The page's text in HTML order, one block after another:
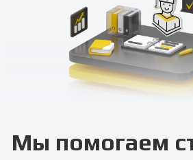
Мы помогаем